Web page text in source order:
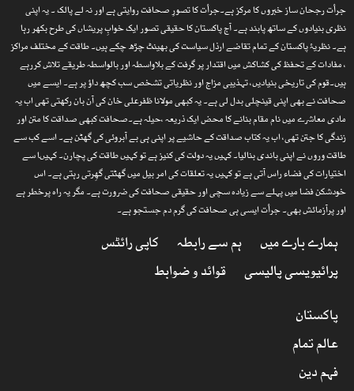
جرأت رجحان ساز خبروں کا مرکز ہے۔جرأت کا تصورِ صحافت روایتی ہے اور نہ لے پالک ۔ یہ اپنی
نظری بنیادوں کے ساتھ پابند ہے۔ آج پاکستان کا حقیقی تصور ایک خوابِ پریشاں کی طرح بکھر رہا
ہے۔ نظریۂ پاکستان کے تمام تقاضے ارذل سیاست کی بھینٹ چڑھ چکے ہیں۔ طاقت کے مختلف مراکز
، مفادات کے تحفظ کی کشاکش میں اقتدار پر گرفت کے بلاواسطہ اور بالواسطہ طریقے تلاش کررہے
ہیں۔قوم کی تاریخی بنیادیں، تہذیبی مزاج اور نظریاتی تشخص سب کچھ داؤ پر ہے۔ ایسے میں
صحافت نے بھی اپنی قینچلی بدل لی ہے۔ یہ کبھی مولانا ظفرعلی خان کی آن بان رکھتی تھی اب یہ
مادی معاشرے میں نام مقام بنانے کا محض ایک ذریعہ ،حیلہ ہے۔صحافت کبھی صداقت کا متن اور
زندگی کا جتن تھی، اب یہ کتاب صداقت کے حاشیے پر اپنی ہی بے آبروئی کی گھٹن ہے۔ اسے کب سے
طاقت وروں نے اپنی باندی بنالیا۔ کہیں یہ دولت کی کنیز ہے تو کہیں طاقت کی پچارن۔ کہیںا سے
اختیارات کی فضاء راس آتی ہے تو کہیں یہ تعلقات کی امر بیل میں گھٹتی گھِرتی رہتی ہے۔ اس
خودشکن فضا میں پہلے سے زیادہ سچی اور حقیقی صحافت کی ضرورت ہے۔ مگر یہ راہ پرخطر ہے
اور پرآزمائش بھی۔ جرأت ایسی ہی صحافت کی گرم دم جستجو ہے۔
ہمارے بارے میں ہم سے رابطہ
کاپی رائٹس
پرائیویسی پالیسی
قوائد و ضوابط
پاکستان
عالم تمام
فہم دین